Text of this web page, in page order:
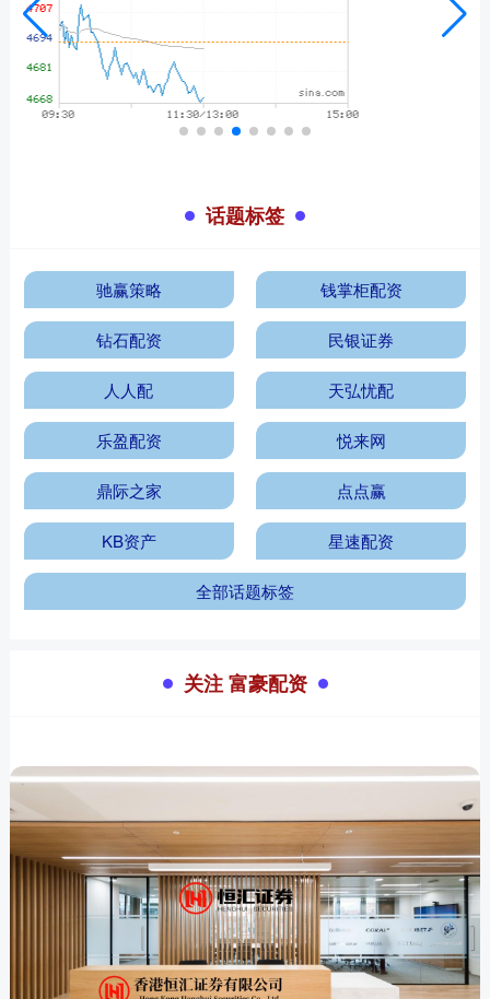
话题标签
驰赢策略 钱掌柜配资
钻石配资 民银证券
人人配 天弘忧配
乐盈配资 悦来网
鼎际之家 点点赢
KB资产 星速配资
全部话题标签
关注 富豪配资